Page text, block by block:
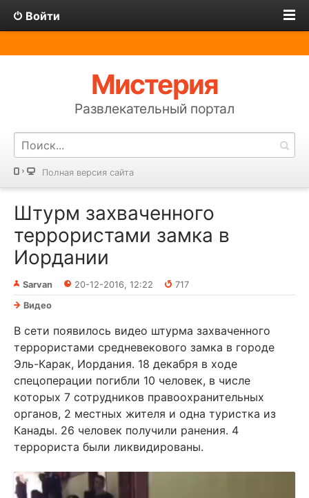
Войти
Мистерия
Развлекательный портал
Полная версия сайта
Штурм захваченного
террористами замка в
Иордании
Sarvan 20-12-2016, 12:22
717
Видео
В сети появилось видео штурма захваченного
террористами средневекового замка в городе
Эль-Карак, Иордания. 18 декабря в ходе
спецоперации погибли 10 человек, в числе
которых 7 сотрудников правоохранительных
органов, 2 местных жителя и одна туристка из
Канады. 26 человек получили ранения. 4
террориста были ликвидированы.